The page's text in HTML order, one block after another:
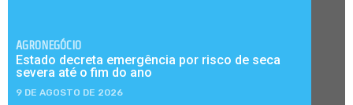
AGRONEGÓCIO
Estado decreta emergência por risco de seca
severa até o fim do ano
9 DE AGOSTO DE 2026